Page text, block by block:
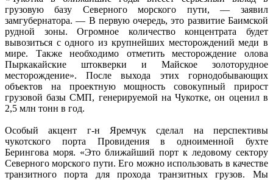
грузовую базу Северного морского пути, — заявил
замгубернатора. — В первую очередь, это развитие Баимской
рудной зоны. Огромное количество концентрата будет
вывозиться с одного из крупнейших месторождений меди в
мире. Также необходимо отметить месторождение олова
Пыркакайские штокверки и Майское золоторудное
месторождение». После выхода этих горнодобывающих
объектов на проектную мощность совокупный прирост
грузовой базы СМП, генерируемой на Чукотке, он оценил в
2,5 млн тонн в год.
Особый акцент г-н Яремчук сделал на перспективы
чукотского порта Провидения в одноименной бухте
Берингова моря. «Это ближайший порт к ледовому сектору
Северного морского пути. Его можно использовать в качестве
транзитного порта для прохода транзитных грузов. Мы